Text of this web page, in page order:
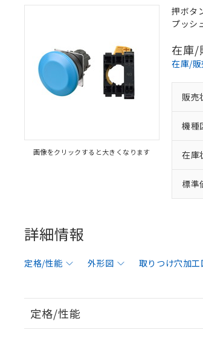
画像をクリックすると大きくなります
押ボタ
プッシ
在庫/
在庫/販
販売
機種
在庫
標準
詳細情報
定格/性能 外形図 取りつけ穴加工
定格/性能